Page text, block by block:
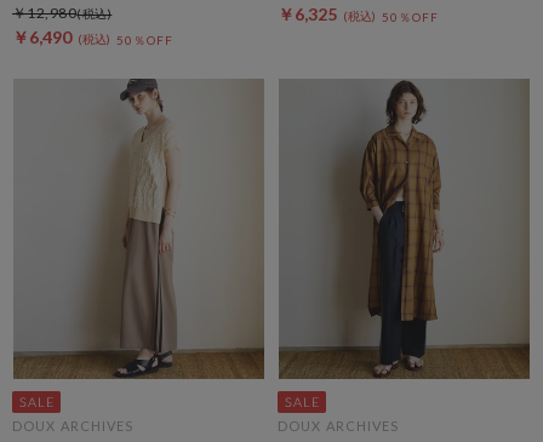
￥6,490 50％OFF
￥12,980 ￥6,325 50％OFF
DOUX ARCHIVES DOUX ARCHIVES